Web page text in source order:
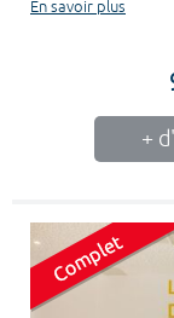
En savoir plus
+